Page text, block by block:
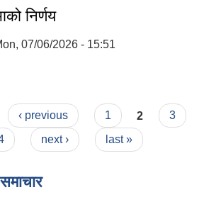
निर्णय
07/06/2026 - 15:51
‹ previous 1 2
3
next › last »